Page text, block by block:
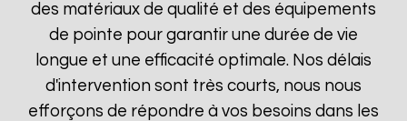
des matériaux de qualité et des équipements
de pointe pour garantir une durée de vie
longue et une efficacité optimale. Nos délais
d'intervention sont très courts, nous nous
efforçons de répondre à vos besoins dans les